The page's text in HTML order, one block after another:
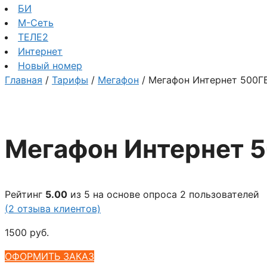
БИ
М-Сеть
ТЕЛЕ2
Интернет
Новый номер
Главная / Тарифы / Мегафон / Мегафон Интернет
Мегафон Интернет
Рейтинг 5.00 из 5 на основе опроса 2 пользователей
(2 отзыва клиентов)
1500 руб.
ОФОРМИТЬ ЗАКАЗ